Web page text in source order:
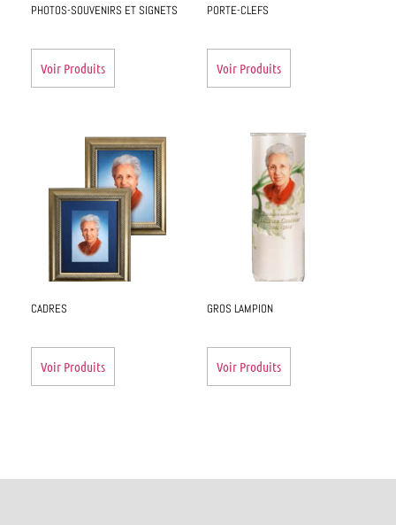
PHOTOS-SOUVENIRS ET SIGNETS
Voir Produits
PORTE-CLEFS
Voir Produits
CADRES
Voir Produits
GROS LAMPION
Voir Produits